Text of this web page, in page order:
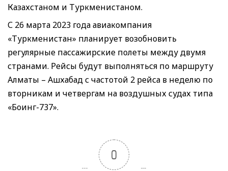
Казахстаном и Туркменистаном.
С 26 марта 2023 года авиакомпания
«Туркменистан» планирует возобновить
регулярные пассажирские полеты между двумя
странами. Рейсы будут выполняться по маршруту
Алматы – Ашхабад с частотой 2 рейса в неделю по
вторникам и четвергам на воздушных судах типа
«Боинг-737».
0